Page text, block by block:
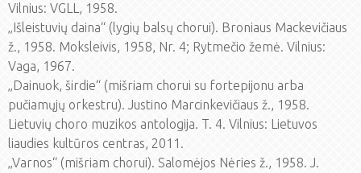
Vilnius: VGLL, 1958.
„Išleistuvių daina“ (lygių balsų chorui). Broniaus Mackevičiaus
ž., 1958. Moksleivis, 1958, Nr. 4; Rytmečio žemė. Vilnius:
Vaga, 1967.
„Dainuok, širdie“ (mišriam chorui su fortepijonu arba
pučiamųjų orkestru). Justino Marcinkevičiaus ž., 1958.
Lietuvių choro muzikos antologija. T. 4. Vilnius: Lietuvos
liaudies kultūros centras, 2011.
„Varnos“ (mišriam chorui). Salomėjos Nėries ž., 1958. J.